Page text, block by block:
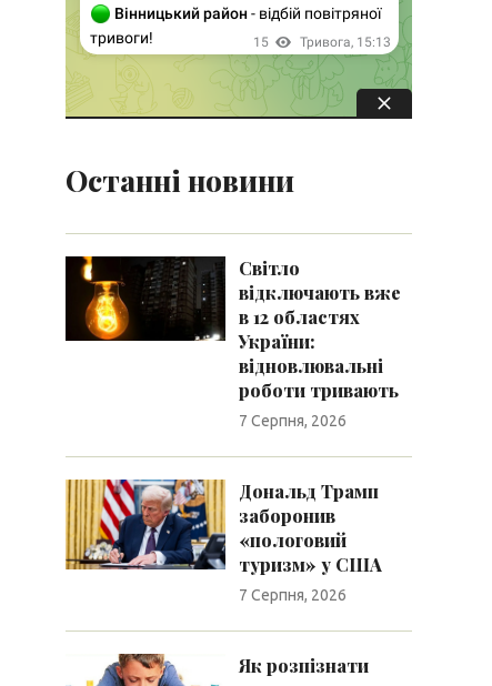
Останні новини
Світло
відключають вже
в 12 областях
України:
відновлювальні
роботи тривають
7 Серпня, 2026
Дональд Трамп
заборонив
«пологовий
туризм» у США
7 Серпня, 2026
Як розпізнати